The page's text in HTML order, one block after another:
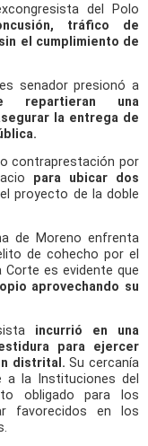
del Polo
tráfico de
el cumplimiento de
senador presionó a
repartieran una
la entrega de
contraprestación por
para ubicar dos
proyecto de la doble
de Moreno enfrenta
de cohecho por el
Corte es evidente que
aprovechando su
incurrió en una
para ejercer
distrital. Su cercanía
la Instituciones del
obligado para los
favorecidos en los